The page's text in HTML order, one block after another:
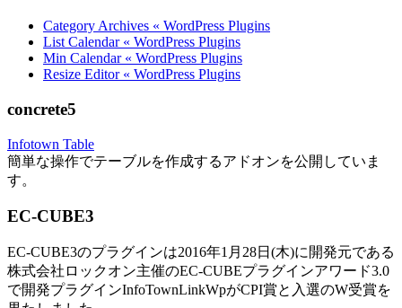
Category Archives « WordPress Plugins
List Calendar « WordPress Plugins
Min Calendar « WordPress Plugins
Resize Editor « WordPress Plugins
concrete5
Infotown Table
簡単な操作でテーブルを作成するアドオンを公開していま
す。
EC-CUBE3
EC-CUBE3のプラグインは2016年1月28日(木)に開発元である
株式会社ロックオン主催のEC-CUBEプラグインアワード3.0
で開発プラグインInfoTownLinkWpがCPI賞と入選のW受賞を